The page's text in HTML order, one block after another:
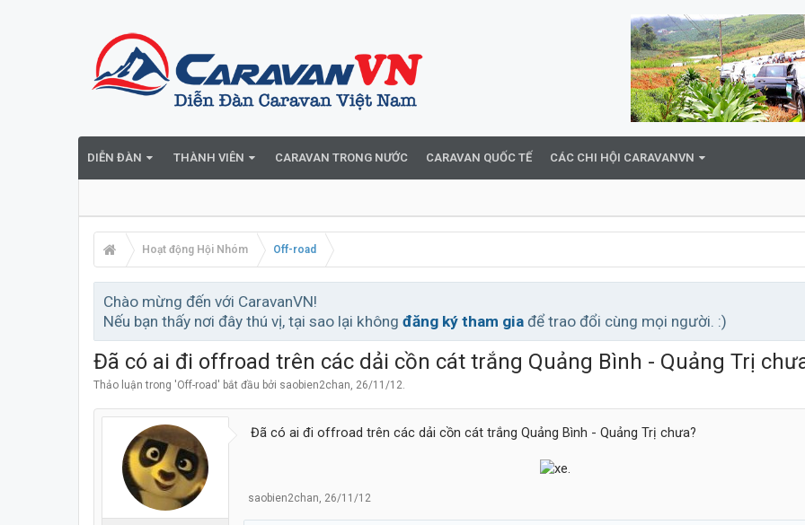
DIỄN ĐÀN THÀNH VIÊN CARAVAN TRONG NƯỚC CARAVAN QUỐC TẾ CÁC CHI HỘI CARAVANVN
Hoạt động Hội Nhóm Off-road
Chào mừng đến với CaravanVN!
Nếu bạn thấy nơi đây thú vị, tại sao lại không đăng ký tham gia để trao đổi cùng mọi người. :)
Đã có ai đi offroad trên các dải cồn cát trắng Quảng Bình - Quảng Trị
Thảo luận trong 'Off-road ' bắt đầu bởi saobien2chan, 26/11/12.
Đã có ai đi offroad trên các dải cồn cát trắng Quảng Bình - Quảng Trị chưa?
saobien2chan, 26/11/12